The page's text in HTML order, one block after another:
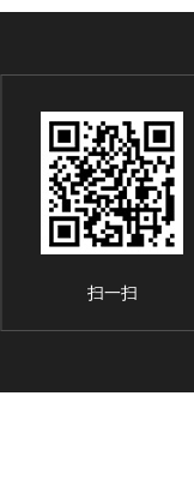
扫一扫